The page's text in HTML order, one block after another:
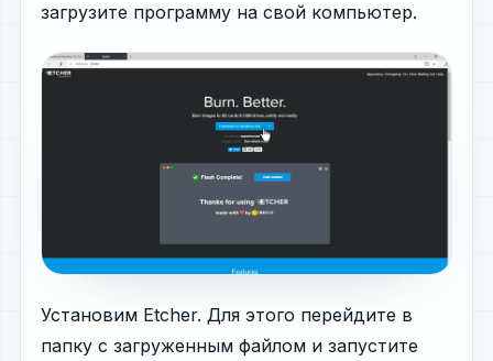
загрузите программу на свой компьютер.
Установим Etcher. Для этого перейдите в
папку с загруженным файлом и запустите